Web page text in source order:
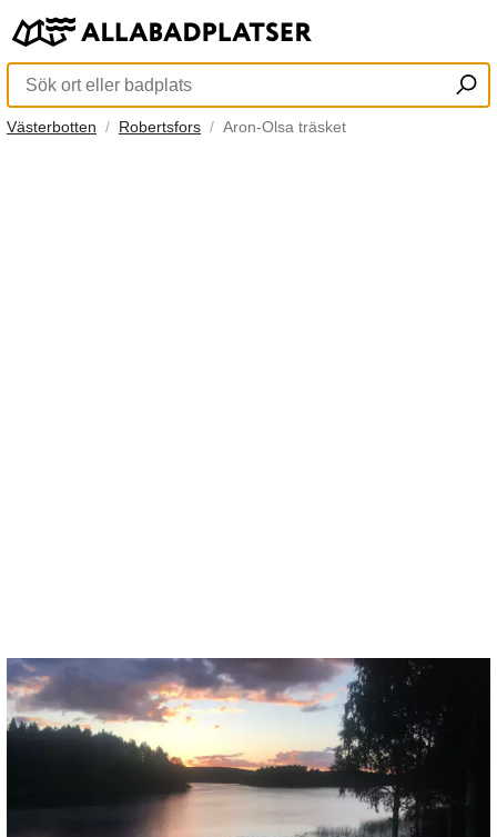
Västerbotten Robertsfors Aron-Olsa träsket